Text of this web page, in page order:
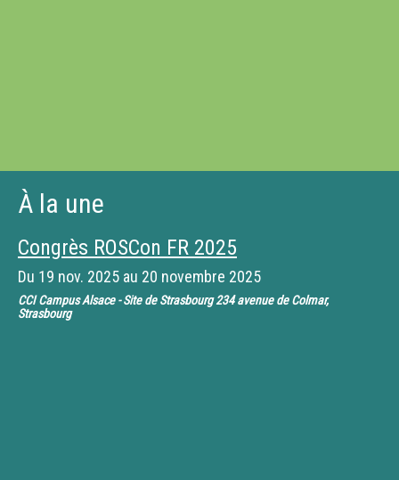
À la une
Congrès ROSCon FR 2025
Du 19 nov. 2025 au 20 novembre 2025
CCI Campus Alsace - Site de Strasbourg 234 avenue de Colmar,
Strasbourg